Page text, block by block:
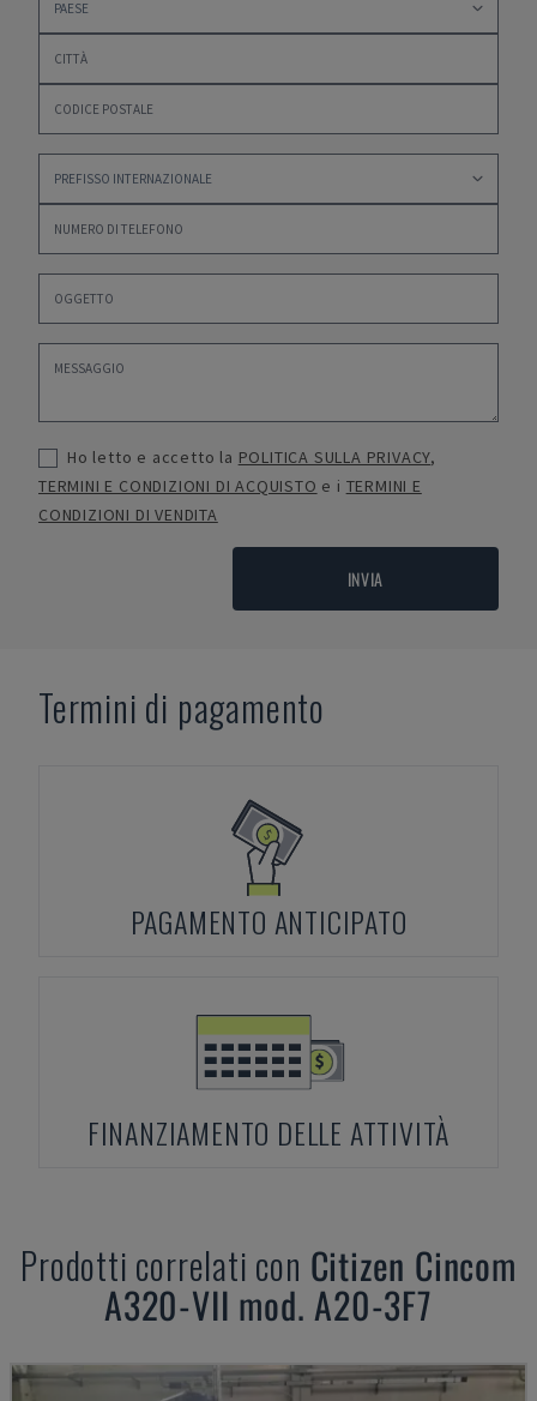
Ho letto e accetto la POLITICA SULLA PRIVACY,
TERMINI E CONDIZIONI DI ACQUISTO e i TERMINI E
CONDIZIONI DI VENDITA
INVIA
Termini di pagamento
PAGAMENTO ANTICIPATO
FINANZIAMENTO DELLE ATTIVITÀ
Prodotti correlati con Citizen Cincom
A320-VII mod. A20-3F7